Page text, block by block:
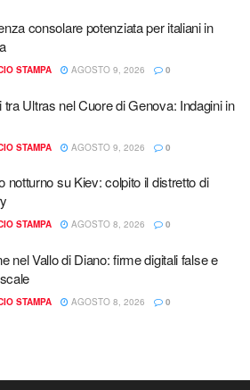
consolare potenziata per italiani in
STAMPA AGOSTO 9, 2026 0
tra Ultras nel Cuore di Genova: Indagini in
STAMPA AGOSTO 9, 2026 0
notturno su Kiev: colpito il distretto di
STAMPA AGOSTO 8, 2026 0
nel Vallo di Diano: firme digitali false e
STAMPA AGOSTO 8, 2026 0